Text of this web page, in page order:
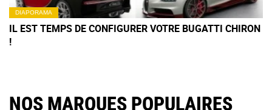
DIAPORAMA
IL EST TEMPS DE CONFIGURER VOTRE BUGATTI CHIRON
!
NOS MARQUES POPULAIRES